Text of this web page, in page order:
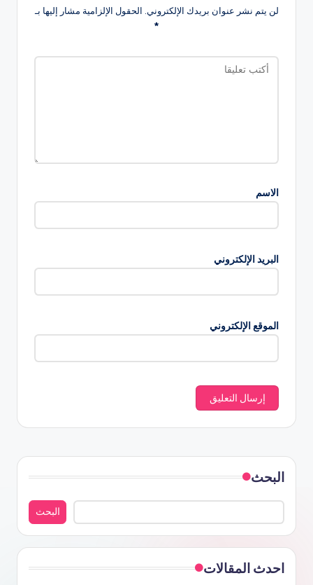
لن يتم نشر عنوان بريدك الإلكتروني. الحقول الإلزامية مشار إليها بـ
*
الاسم
البريد الإلكتروني
الموقع الإلكتروني
البحث
البحث
احدث المقالات